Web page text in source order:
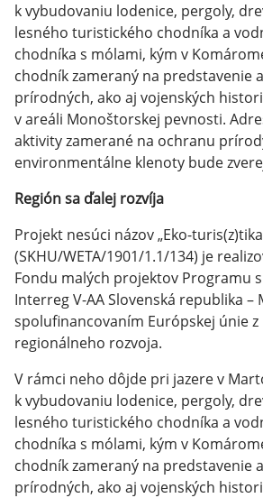
k vybudovaniu lodenice, pergoly,
lesného turistického chodníka a
chodníka s mólami, kým v
chodník zameraný na predstavenie
prírodných, ako aj vojenských
v areáli Monoštorskej pevnosti.
aktivity zamerané na ochranu
environmentálne klenoty bude
Región sa ďalej rozvíja
Projekt nesúci názov „Eko-
(SKHU/WETA/1901/1.1/134) je
Fondu malých projektov Programu
Interreg V-AA Slovenská republika –
spolufinancovaním Európskej únie
regionálneho rozvoja.
V rámci neho dôjde pri jazere v
k vybudovaniu lodenice, pergoly,
lesného turistického chodníka a
chodníka s mólami, kým v
chodník zameraný na predstavenie
prírodných, ako aj vojenských